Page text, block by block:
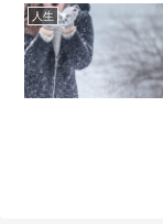
人生